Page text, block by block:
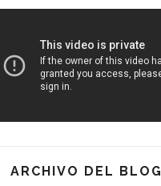
ARCHIVO DEL BLOG